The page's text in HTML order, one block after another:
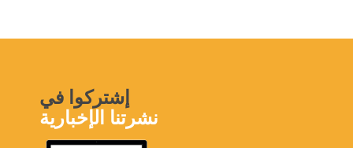
إشتركوا في
نشرتنا الإخبارية